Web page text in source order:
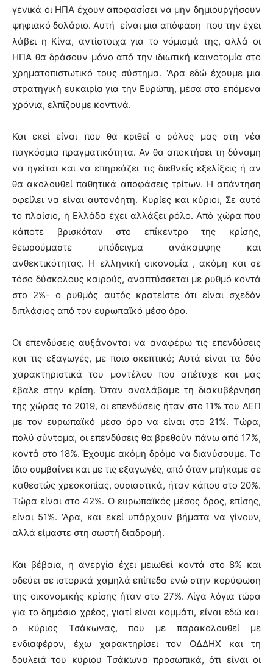
γενικά οι ΗΠΑ έχουν αποφασίσει να μην δημιουργήσουν
ψηφιακό δολάριο. Αυτή είναι μια απόφαση που την έχει
λάβει η Κίνα, αντίστοιχα για το νόμισμά της, αλλά οι
ΗΠΑ θα δράσουν μόνο από την ιδιωτική καινοτομία στο
χρηματοπιστωτικό τους σύστημα. ‘Αρα εδώ έχουμε μια
στρατηγική ευκαιρία για την Ευρώπη, μέσα στα επόμενα
χρόνια, ελπίζουμε κοντινά.
Και εκεί είναι που θα κριθεί ο ρόλος μας στη νέα
παγκόσμια πραγματικότητα. Αν θα αποκτήσει τη δύναμη
να ηγείται και να επηρεάζει τις διεθνείς εξελίξεις ή αν
θα ακολουθεί παθητικά αποφάσεις τρίτων. Η απάντηση
οφείλει να είναι αυτονόητη. Κυρίες και κύριοι, Σε αυτό
το πλαίσιο, η Ελλάδα έχει αλλάξει ρόλο. Από χώρα που
κάποτε βρισκόταν στο επίκεντρο της κρίσης,
θεωρούμαστε υπόδειγμα ανάκαμψης και
ανθεκτικότητας. Η ελληνική οικονομία , ακόμη και σε
τόσο δύσκολους καιρούς, αναπτύσσεται με ρυθμό κοντά
στο 2%- ο ρυθμός αυτός κρατείστε ότι είναι σχεδόν
διπλάσιος από τον ευρωπαϊκό μέσο όρο.
Οι επενδύσεις αυξάνονται να αναφέρω τις επενδύσεις
και τις εξαγωγές, με ποιο σκεπτικό; Αυτά είναι τα δύο
χαρακτηριστικά του μοντέλου που απέτυχε και μας
έβαλε στην κρίση. Όταν αναλάβαμε τη διακυβέρνηση
της χώρας το 2019, οι επενδύσεις ήταν στο 11% του ΑΕΠ
με τον ευρωπαϊκό μέσο όρο να είναι στο 21%. Τώρα,
πολύ σύντομα, οι επενδύσεις θα βρεθούν πάνω από 17%,
κοντά στο 18%. Έχουμε ακόμη δρόμο να διανύσουμε. Το
ίδιο συμβαίνει και με τις εξαγωγές, από όταν μπήκαμε σε
καθεστώς χρεοκοπίας, ουσιαστικά, ήταν κάπου στο 20%.
Τώρα είναι στο 42%. Ο ευρωπαϊκός μέσος όρος, επίσης,
είναι 51%. ‘Αρα, και εκεί υπάρχουν βήματα να γίνουν,
αλλά είμαστε στη σωστή διαδρομή.
Και βέβαια, η ανεργία έχει μειωθεί κοντά στο 8% και
οδεύει σε ιστορικά χαμηλά επίπεδα ενώ στην κορύφωση
της οικονομικής κρίσης ήταν στο 27%. Λίγα λόγια τώρα
για το δημόσιο χρέος, γιατί είναι κομμάτι, είναι εδώ και
ο κύριος Τσάκωνας, που με παρακολουθεί με
ενδιαφέρον, έχω χαρακτηρίσει τον ΟΔΔΗΧ και τη
δουλειά του κύριου Τσάκωνα προσωπικά, ότι είναι οι